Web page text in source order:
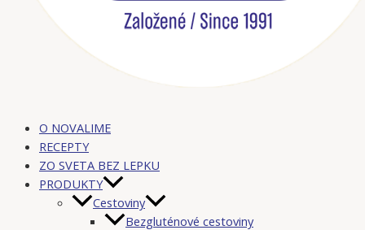
O NOVALIME
RECEPTY
ZO SVETA BEZ LEPKU
PRODUKTY
Cestoviny
Bezgluténové cestoviny